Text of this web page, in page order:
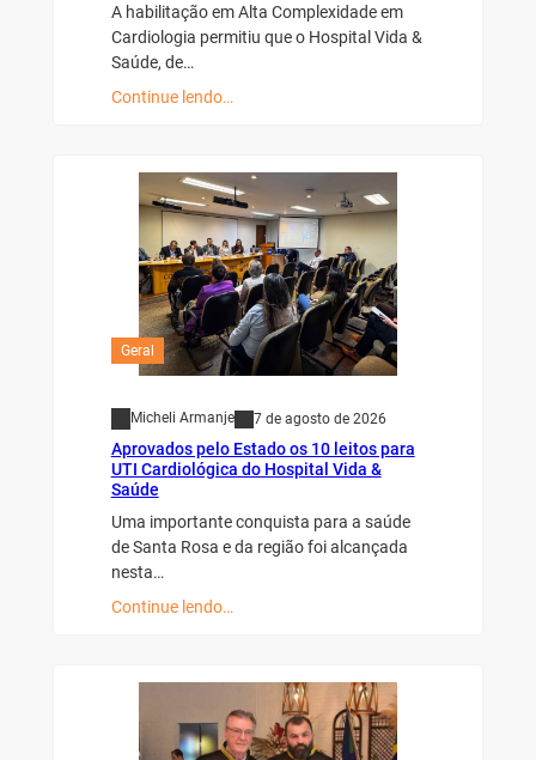
A habilitação em Alta Complexidade em
Cardiologia permitiu que o Hospital Vida &
Saúde, de…
Continue lendo…
Geral
Micheli Armanje 7 de agosto de 2026
Aprovados pelo Estado os 10 leitos para
UTI Cardiológica do Hospital Vida &
Saúde
Uma importante conquista para a saúde
de Santa Rosa e da região foi alcançada
nesta…
Continue lendo…